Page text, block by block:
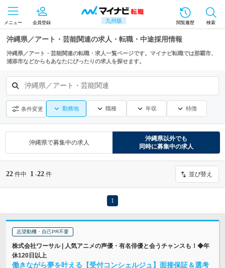
九州版
メニュー 会員登録 閲覧履歴 検索
沖縄県／アート・芸能関連の求人・転職・中途採用情報
沖縄県／アート・芸能関連の転職・求人一覧ページです。マイナビ転職では那覇市、
浦添市などからもあなたにぴったりの求人を探せます。
沖縄県／アート・芸能関連
条件変更 勤務地 職種 年収 特徴
沖縄県で募集中の求人
沖縄県以外でも
同時に募集中の求人
22 件中 1 -22 件 並び替え
1
志望動機・自己PR不要
株式会社ワーサル | 人気アニメの声優・有名俳優と会うチャンスも！◆年
休120日以上
働きながら夢を叶える【受付コンシェルジュ】面接保証＆選考